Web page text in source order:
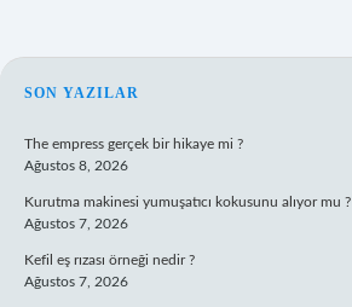
SIDEBAR
SON YAZILAR
The empress gerçek bir hikaye mi ?
Ağustos 8, 2026
Kurutma makinesi yumuşatıcı kokusunu alıyor mu ?
Ağustos 7, 2026
Kefil eş rızası örneği nedir ?
Ağustos 7, 2026